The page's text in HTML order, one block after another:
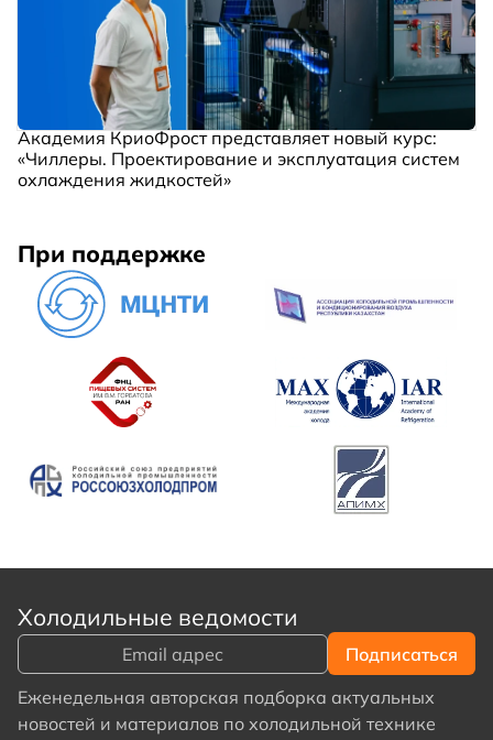
Академия КриоФрост представляет новый курс:
«Чиллеры. Проектирование и эксплуатация систем
охлаждения жидкостей»
При поддержке
Холодильные ведомости
Еженедельная авторская подборка актуальных
новостей и материалов по холодильной технике